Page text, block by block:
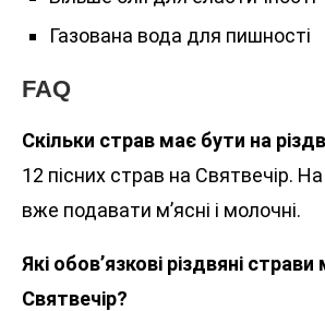
Газована вода для пишності
FAQ
Скільки страв має бути на
12 пісних страв на Святвечір.
вже подавати м’ясні і молочні.
Які обов’язкові різдвяні
Святвечір?